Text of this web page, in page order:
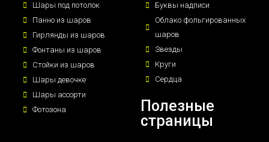
Шары под потолок
Панно из шаров
Гирлянды из шаров
Фонтаны из шаров
Стойки из шаров
Шары девочке
Шары ассорти
Фотозона
Буквы надписи
Облако фольгированных
шаров
Звезды
Круги
Сердца
Полезные
страницы